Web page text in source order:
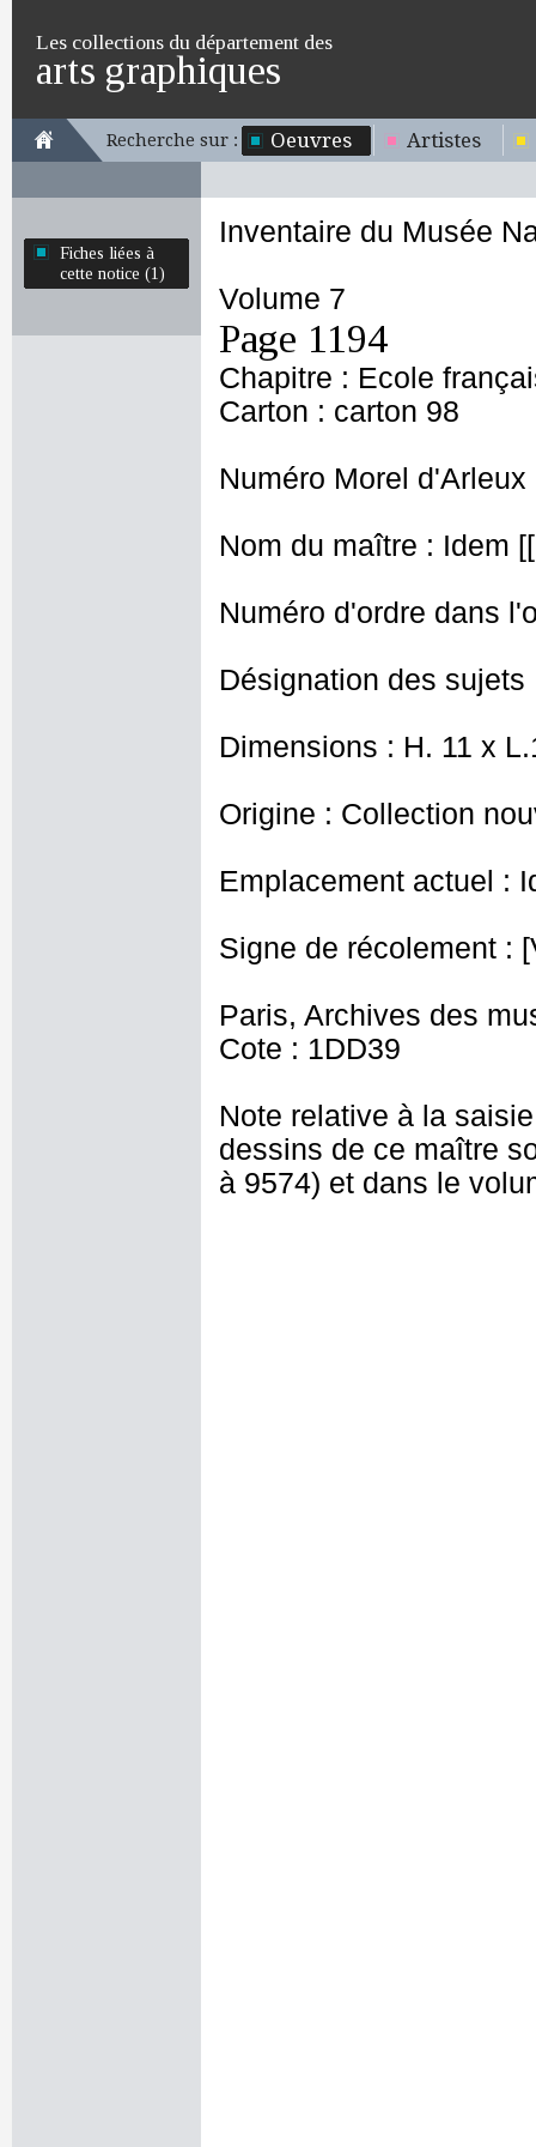
Les collections du département des
arts graphiques
Recherche sur : Oeuvres Artistes
Fiches liées à
cette notice (1)
Inventaire du Musée
Volume 7
Page 1194
Chapitre : Ecole
Carton : carton 98
Numéro Morel d'Arleux
Nom du maître : Idem
Numéro d'ordre dans
Désignation des
Dimensions : H. 11 x
Origine : Collection
Emplacement actuel :
Signe de récolement :
Paris, Archives des
Cote : 1DD39
Note relative à la
dessins de ce maître
à 9574) et dans le